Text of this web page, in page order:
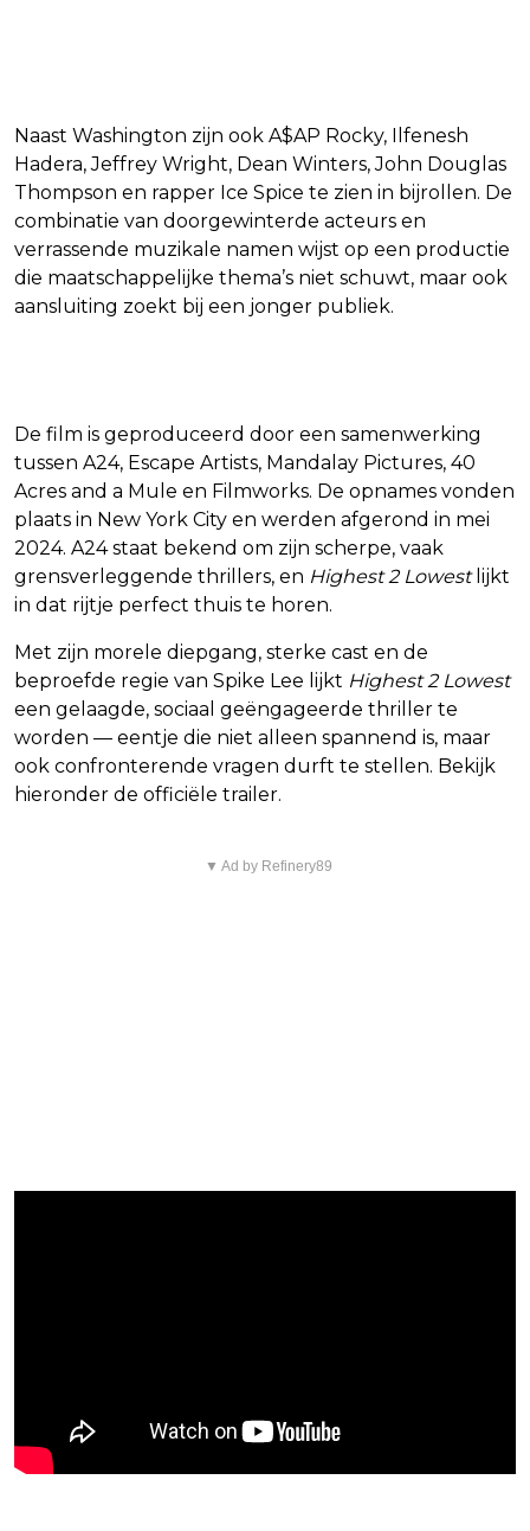
Naast Washington zijn ook A$AP Rocky, Ilfenesh
Hadera, Jeffrey Wright, Dean Winters, John Douglas
Thompson en rapper Ice Spice te zien in bijrollen. De
combinatie van doorgewinterde acteurs en
verrassende muzikale namen wijst op een productie
die maatschappelijke thema’s niet schuwt, maar ook
aansluiting zoekt bij een jonger publiek.
De film is geproduceerd door een samenwerking
tussen A24, Escape Artists, Mandalay Pictures, 40
Acres and a Mule en Filmworks. De opnames vonden
plaats in New York City en werden afgerond in mei
2024. A24 staat bekend om zijn scherpe, vaak
grensverleggende thrillers, en Highest 2 Lowestlijkt
in dat rijtje perfect thuis te horen.
Met zijn morele diepgang, sterke cast en de
beproefde regie van Spike Lee lijkt Highest 2 Lowest
een gelaagde, sociaal geëngageerde thriller te
worden — eentje die niet alleen spannend is, maar
ook confronterende vragen durft te stellen. Bekijk
hieronder de officiële trailer.
▼ Ad by Refinery89